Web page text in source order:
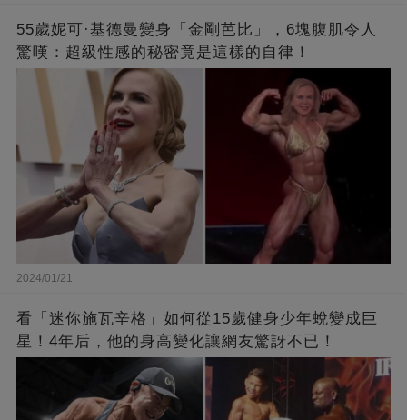
55歲妮可·基德曼變身「金剛芭比」，6塊腹肌令人
驚嘆：超級性感的秘密竟是這樣的自律！
2024/01/21
看「迷你施瓦辛格」如何從15歲健身少年蛻變成巨
星！4年后，他的身高變化讓網友驚訝不已！